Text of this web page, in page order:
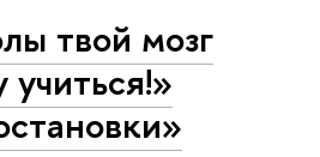
твой мозг
учиться!»